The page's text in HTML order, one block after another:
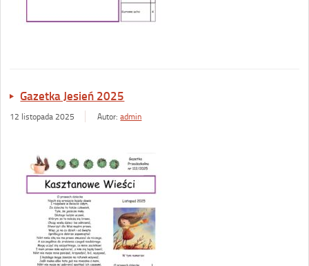
Gazetka Jesień 2025
12 listopada 2025 Autor:admin